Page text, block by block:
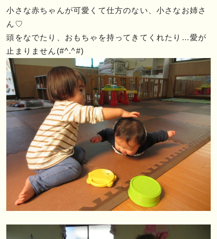
小さな赤ちゃんが可愛くて仕方のない、小さなお姉さ
ん♡
頭をなでたり、おもちゃを持ってきてくれたり…愛が
止まりません(#^.^#)